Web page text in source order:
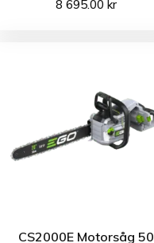
8 695.00 kr
CS2000E Motorsåg 50